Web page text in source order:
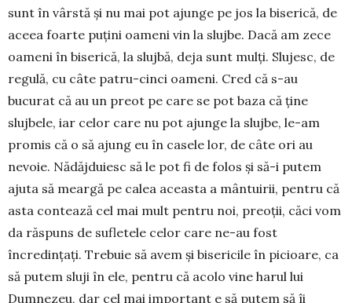
sunt în vârstă și nu mai pot ajunge pe jos la biserică, de
aceea foarte puțini oameni vin la slujbe. Dacă am zece
oameni în biserică, la slujbă, deja sunt mulți. Slujesc, de
regulă, cu câte patru-cinci oameni. Cred că s-au
bucurat că au un preot pe care se pot baza că ține
slujbele, iar celor care nu pot ajunge la slujbe, le-am
promis că o să ajung eu în casele lor, de câte ori au
nevoie. Nădăjduiesc să le pot fi de folos și să-i putem
ajuta să meargă pe calea aceasta a mântuirii, pentru că
asta contează cel mai mult pentru noi, preoții, căci vom
da răspuns de sufletele celor care ne-au fost
încredințați. Trebuie să avem și bisericile în picioare, ca
să putem sluji în ele, pentru că acolo vine harul lui
Dumnezeu, dar cel mai important e să putem să îi